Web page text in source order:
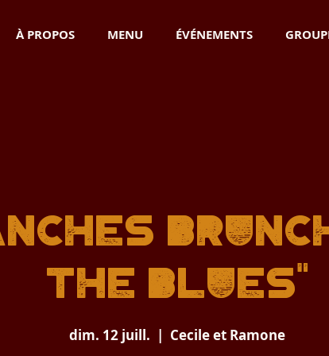
À PROPOS MENU ÉVÉNEMENTS
THE BLUES"
dim. 12 juill.
  |
Cecile et Ramone